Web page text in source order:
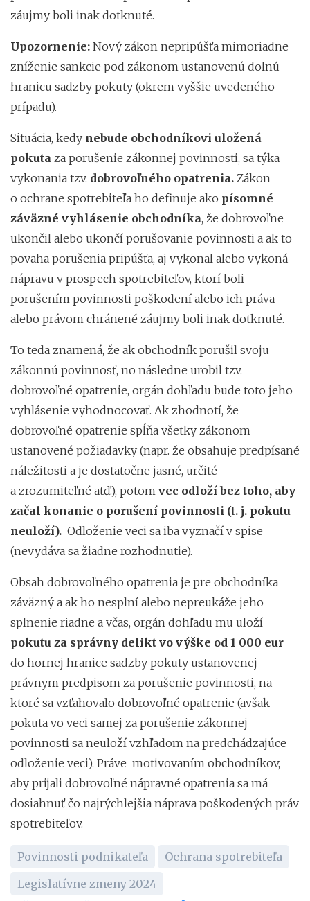
záujmy boli inak dotknuté.
Upozornenie: Nový zákon nepripúšťa mimoriadne
zníženie sankcie pod zákonom ustanovenú dolnú
hranicu sadzby pokuty (okrem vyššie uvedeného
prípadu).
Situácia, kedy nebude obchodníkovi uložená
pokuta za porušenie zákonnej povinnosti, sa týka
vykonania tzv. dobrovoľného opatrenia. Zákon
o ochrane spotrebiteľa ho definuje ako písomné
záväzné vyhlásenie obchodníka, že dobrovoľne
ukončil alebo ukončí porušovanie povinnosti a ak to
povaha porušenia pripúšťa, aj vykonal alebo vykoná
nápravu v prospech spotrebiteľov, ktorí boli
porušením povinnosti poškodení alebo ich práva
alebo právom chránené záujmy boli inak dotknuté.
To teda znamená, že ak obchodník porušil svoju
zákonnú povinnosť, no následne urobil tzv.
dobrovoľné opatrenie, orgán dohľadu bude toto jeho
vyhlásenie vyhodnocovať. Ak zhodnotí, že
dobrovoľné opatrenie spĺňa všetky zákonom
ustanovené požiadavky (napr. že obsahuje predpísané
náležitosti a je dostatočne jasné, určité
a zrozumiteľné atď.), potom vec odloží bez toho, aby
začal konanie o porušení povinnosti (t. j. pokutu
neuloží). Odloženie veci sa iba vyznačí v spise
(nevydáva sa žiadne rozhodnutie).
Obsah dobrovoľného opatrenia je pre obchodníka
záväzný a ak ho nesplní alebo nepreukáže jeho
splnenie riadne a včas, orgán dohľadu mu uloží
pokutu za správny delikt vo výške od 1 000 eur
do hornej hranice sadzby pokuty ustanovenej
právnym predpisom za porušenie povinnosti, na
ktoré sa vzťahovalo dobrovoľné opatrenie (avšak
pokuta vo veci samej za porušenie zákonnej
povinnosti sa neuloží vzhľadom na predchádzajúce
odloženie veci). Práve motivovaním obchodníkov,
aby prijali dobrovoľné nápravné opatrenia sa má
dosiahnuť čo najrýchlejšia náprava poškodených práv
spotrebiteľov.
Povinnosti podnikateľa
Ochrana spotrebiteľa
Legislatívne zmeny 2024